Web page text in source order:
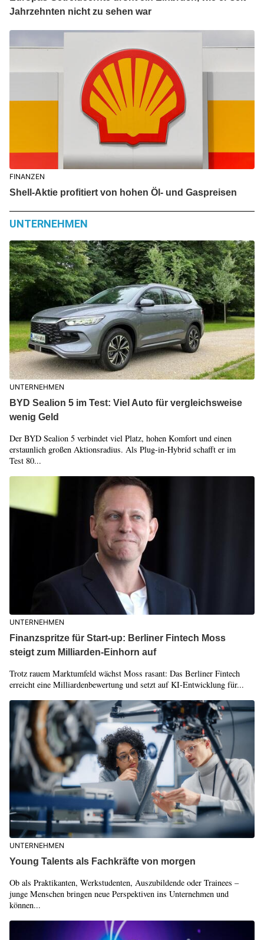
Jahrzehnten nicht zu sehen war
FINANZEN
Shell-Aktie profitiert von hohen Öl- und Gaspreisen
UNTERNEHMEN
UNTERNEHMEN
BYD Sealion 5 im Test: Viel Auto für vergleichsweise
wenig Geld
Der BYD Sealion 5 verbindet viel Platz, hohen Komfort und einen
erstaunlich großen Aktionsradius. Als Plug-in-Hybrid schafft er im
Test 80...
UNTERNEHMEN
Finanzspritze für Start-up: Berliner Fintech Moss
steigt zum Milliarden-Einhorn auf
Trotz rauem Marktumfeld wächst Moss rasant: Das Berliner Fintech
erreicht eine Milliardenbewertung und setzt auf KI-Entwicklung für...
UNTERNEHMEN
Young Talents als Fachkräfte von morgen
Ob als Praktikanten, Werkstudenten, Auszubildende oder Trainees –
junge Menschen bringen neue Perspektiven ins Unternehmen und
können...